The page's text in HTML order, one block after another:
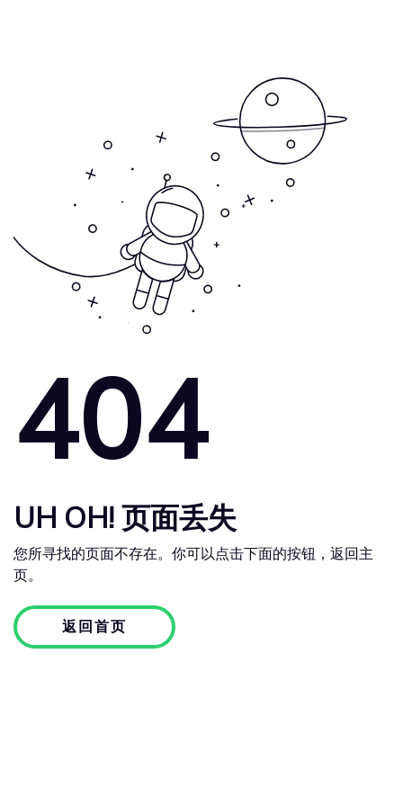
404
UH OH! 页面丢失
您所寻找的页面不存在。你可以点击下面的按钮，返回主
页。
返回首页